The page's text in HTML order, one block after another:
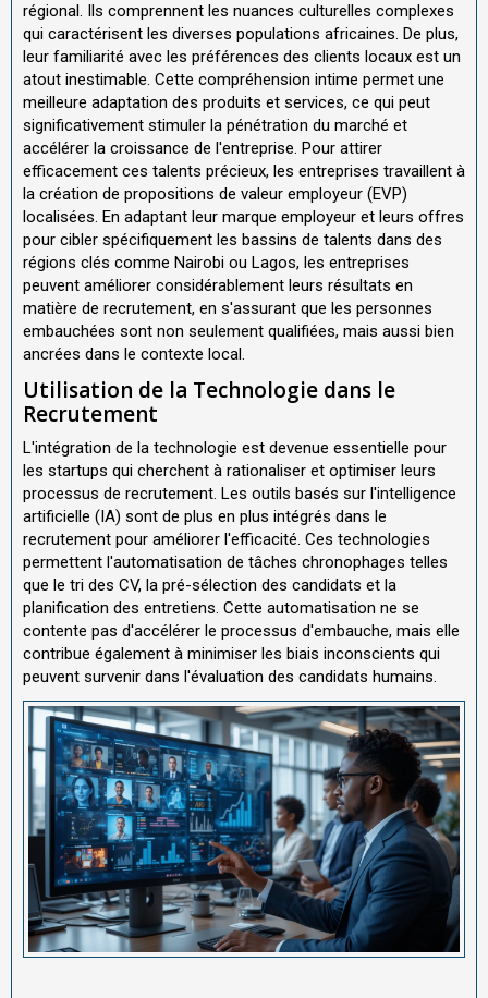
régional. Ils comprennent les nuances culturelles complexes
qui caractérisent les diverses populations africaines. De plus,
leur familiarité avec les préférences des clients locaux est un
atout inestimable. Cette compréhension intime permet une
meilleure adaptation des produits et services, ce qui peut
significativement stimuler la pénétration du marché et
accélérer la croissance de l'entreprise. Pour attirer
efficacement ces talents précieux, les entreprises travaillent à
la création de propositions de valeur employeur (EVP)
localisées. En adaptant leur marque employeur et leurs offres
pour cibler spécifiquement les bassins de talents dans des
régions clés comme Nairobi ou Lagos, les entreprises
peuvent améliorer considérablement leurs résultats en
matière de recrutement, en s'assurant que les personnes
embauchées sont non seulement qualifiées, mais aussi bien
ancrées dans le contexte local.
Utilisation de la Technologie dans le
Recrutement
L'intégration de la technologie est devenue essentielle pour
les startups qui cherchent à rationaliser et optimiser leurs
processus de recrutement. Les outils basés sur l'intelligence
artificielle (IA) sont de plus en plus intégrés dans le
recrutement pour améliorer l'efficacité. Ces technologies
permettent l'automatisation de tâches chronophages telles
que le tri des CV, la pré-sélection des candidats et la
planification des entretiens. Cette automatisation ne se
contente pas d'accélérer le processus d'embauche, mais elle
contribue également à minimiser les biais inconscients qui
peuvent survenir dans l'évaluation des candidats humains.